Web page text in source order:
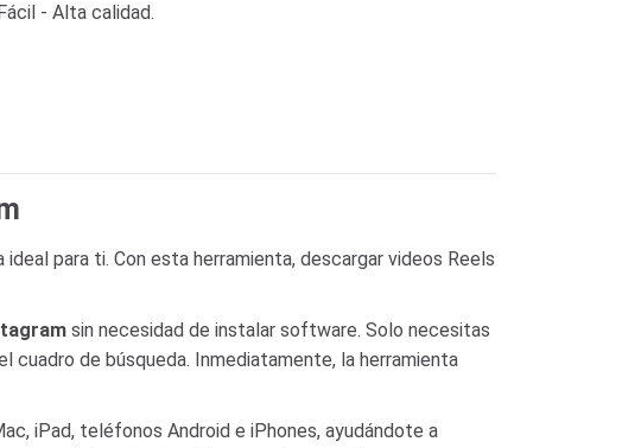
- Alta calidad.
para ti. Con esta herramienta, descargar videos Reels
sin necesidad de instalar software. Solo necesitas
cuadro de búsqueda. Inmediatamente, la herramienta
iPad, teléfonos Android e iPhones, ayudándote a